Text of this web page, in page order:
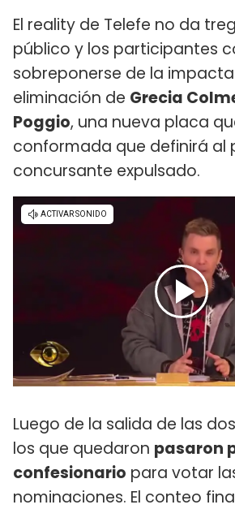
El reality de Telefe no da
público y los participantes
sobreponerse de la
eliminación de Grecia
Poggio, una nueva placa
conformada que definirá al
concursante expulsado.
Luego de la salida de las
los que quedaron pasaron
confesionario para votar
nominaciones. El conteo